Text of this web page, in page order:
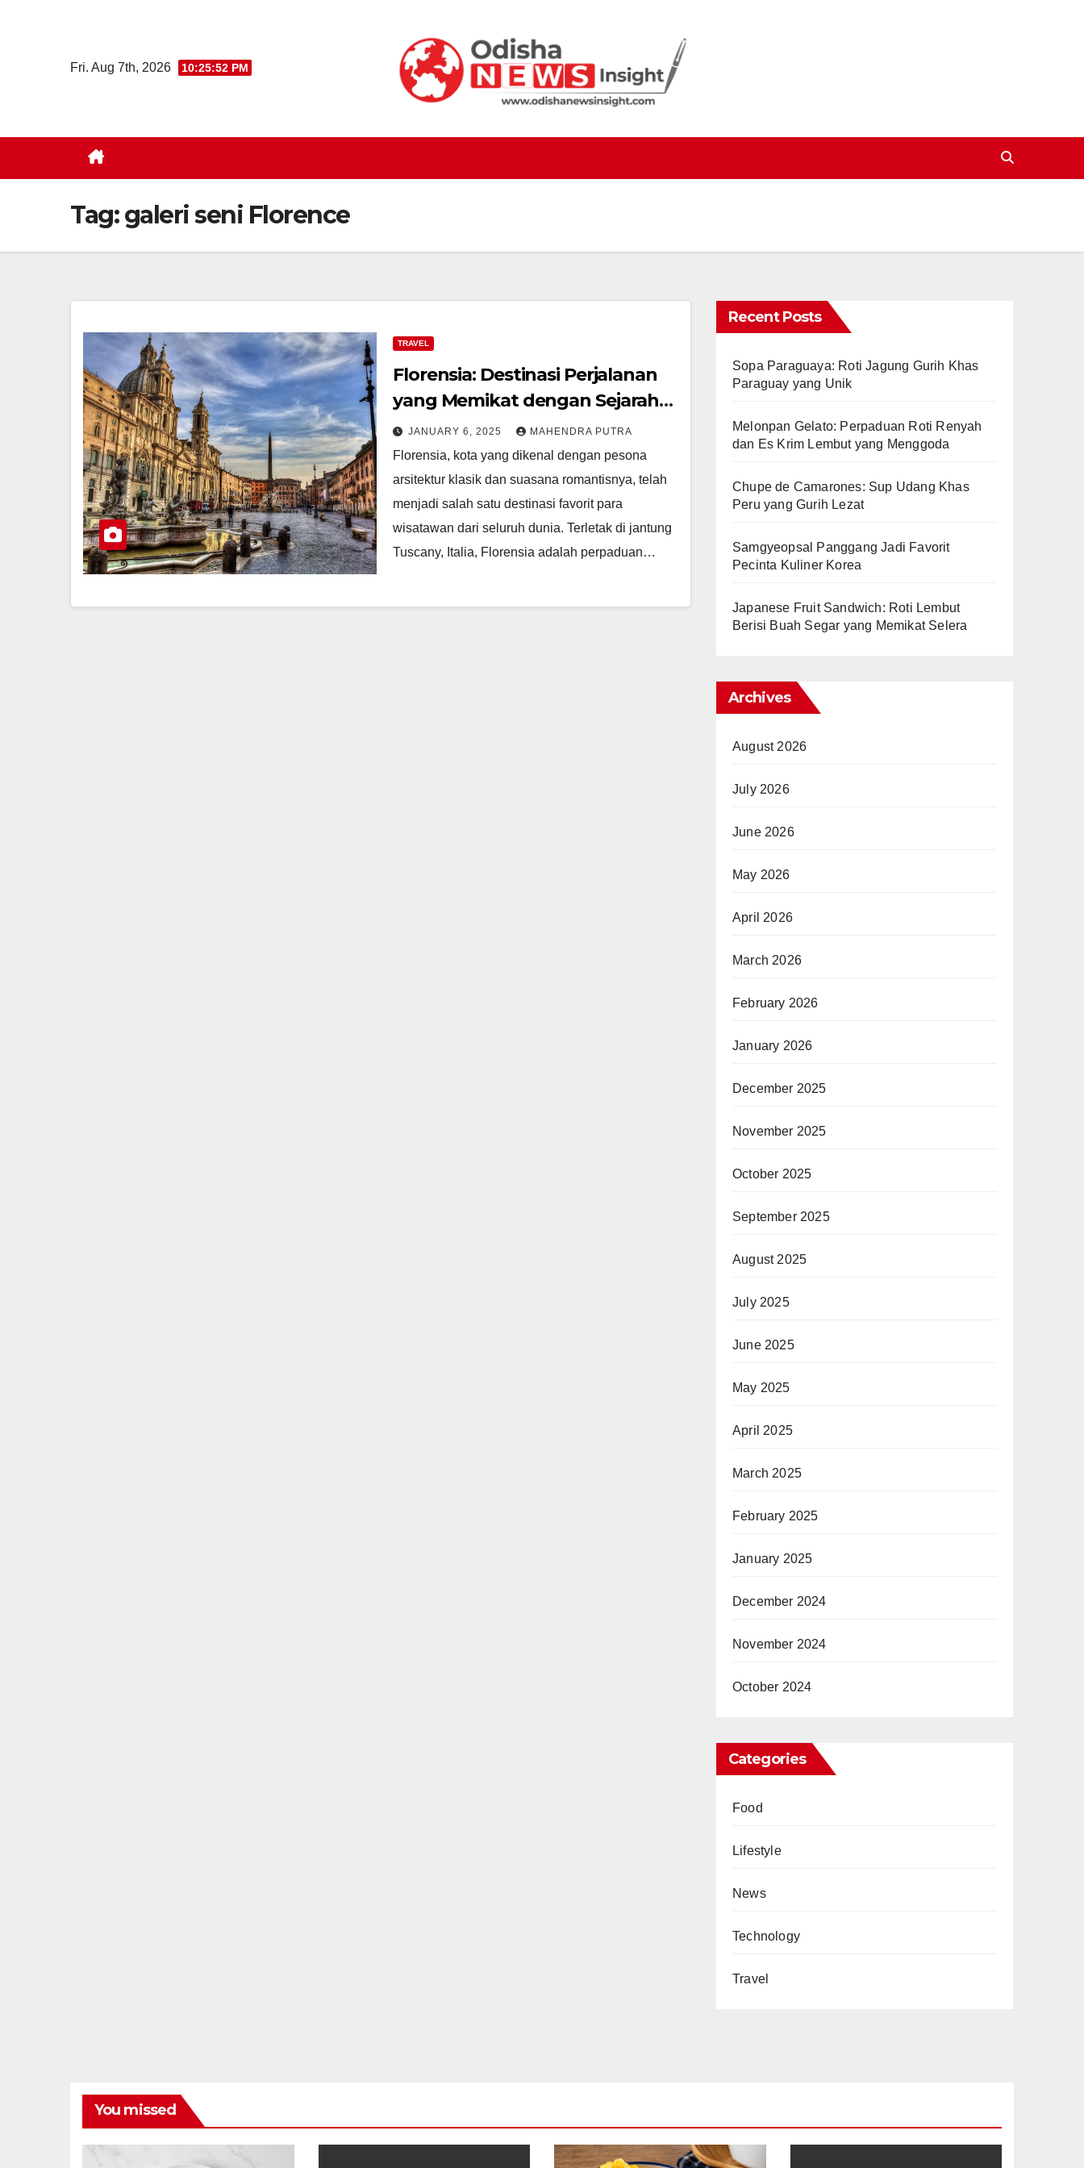
Fri. Aug 7th, 2026 10:25:53 PM
Tag:galeri seni Florence
TRAVEL
Florensia: Destinasi Perjalanan
yang Memikat dengan Sejarah
dan Keindahan
JANUARY 6, 2025 MAHENDRA PUTRA
Florensia, kota yang dikenal dengan pesona
arsitektur klasik dan suasana romantisnya, telah
menjadi salah satu destinasi favorit para
wisatawan dari seluruh dunia. Terletak di jantung
Tuscany, Italia, Florensia adalah perpaduan…
Recent Posts
Sopa Paraguaya: Roti Jagung Gurih Khas
Paraguay yang Unik
Melonpan Gelato: Perpaduan Roti Renyah
dan Es Krim Lembut yang Menggoda
Chupe de Camarones: Sup Udang Khas
Peru yang Gurih Lezat
Samgyeopsal Panggang Jadi Favorit
Pecinta Kuliner Korea
Japanese Fruit Sandwich: Roti Lembut
Berisi Buah Segar yang Memikat Selera
Archives
August 2026
July 2026
June 2026
May 2026
April 2026
March 2026
February 2026
January 2026
December 2025
November 2025
October 2025
September 2025
August 2025
July 2025
June 2025
May 2025
April 2025
March 2025
February 2025
January 2025
December 2024
November 2024
October 2024
Categories
Food
Lifestyle
News
Technology
Travel
You missed